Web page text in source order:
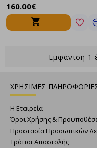
160.00€
Εμφάνιση 1
ΧΡΗΣΙΜΕΣ
Η Εταιρεία
Όροι Χρήσης &
Προστασία Προσωπικών
Τρόποι Αποστολής